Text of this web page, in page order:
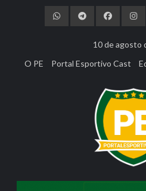
10 de agosto
O PE
Portal Esportivo Cast